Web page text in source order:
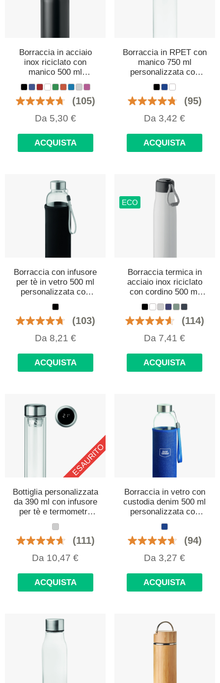
Borraccia in acciaio
inox riciclato con
manico 500 ml
personalizzata con
logo
(105)
Da 5,30 €
ACQUISTA
Borraccia in RPET con
manico 750 ml
personalizzata con
logo
(95)
Da 3,42 €
ACQUISTA
Borraccia con infusore
per tè in vetro 500 ml
personalizzata con
logo
(103)
Da 8,21 €
ACQUISTA
ECO
Borraccia termica in
acciaio inox riciclato
con cordino 500 ml
personalizzata con
logo
(114)
Da 7,41 €
ACQUISTA
ESAURITO
Bottiglia personalizzata
da 390 ml con infusore
per tè e termometro
LED
(111)
Da 10,47 €
ACQUISTA
Borraccia in vetro con
custodia denim 500 ml
personalizzata con
logo
(94)
Da 3,27 €
ACQUISTA